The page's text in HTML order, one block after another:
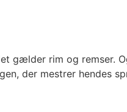
gælder rim og remser.
der mestrer hendes